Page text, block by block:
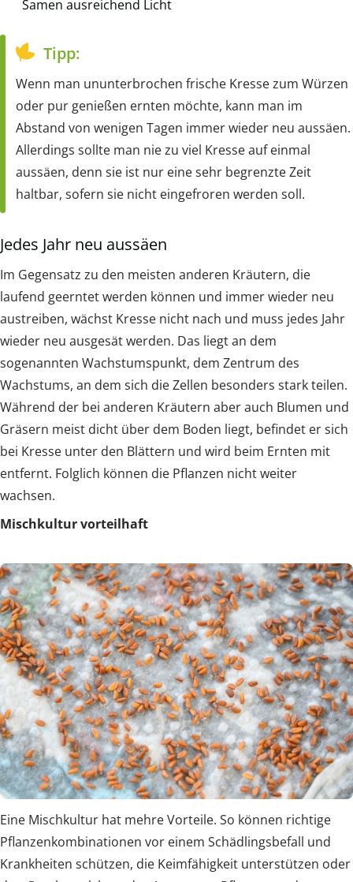
Samen ausreichend Licht
Tipp:
Wenn man ununterbrochen frische Kresse zum Würzen
oder pur genießen ernten möchte, kann man im
Abstand von wenigen Tagen immer wieder neu aussäen.
Allerdings sollte man nie zu viel Kresse auf einmal
aussäen, denn sie ist nur eine sehr begrenzte Zeit
haltbar, sofern sie nicht eingefroren werden soll.
Jedes Jahr neu aussäen
Im Gegensatz zu den meisten anderen Kräutern, die
laufend geerntet werden können und immer wieder neu
austreiben, wächst Kresse nicht nach und muss jedes Jahr
wieder neu ausgesät werden. Das liegt an dem
sogenannten Wachstumspunkt, dem Zentrum des
Wachstums, an dem sich die Zellen besonders stark teilen.
Während der bei anderen Kräutern aber auch Blumen und
Gräsern meist dicht über dem Boden liegt, befindet er sich
bei Kresse unter den Blättern und wird beim Ernten mit
entfernt. Folglich können die Pflanzen nicht weiter
wachsen.
Mischkultur vorteilhaft
Eine Mischkultur hat mehre Vorteile. So können richtige
Pflanzenkombinationen vor einem Schädlingsbefall und
Krankheiten schützen, die Keimfähigkeit unterstützen oder